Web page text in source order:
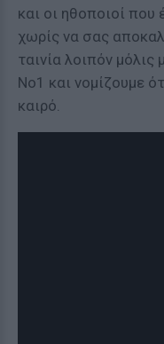
και οι ηθοποιοί που
χωρίς να σας
ταινία λοιπόν
No1 και νομίζουμε
καιρό.